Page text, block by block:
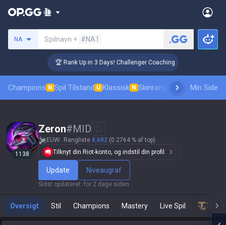
NA Spilnavn + #NA1
🏆 Rank Up in 3 Days! Challenger Coaching
Champions N Spil Tilstand U Klassisk N Skinrangliste RangPro
Min Side
1138
Zeron#MID
EUW Rangliste 8,682 (0.2764 % af top)
Tilknyt din Riot-konto, og indstil din profil.
Update Niveaugraf
Sidst opdateret: for 2 dage siden
Oversigt Stil Champions Mastery Live Spil